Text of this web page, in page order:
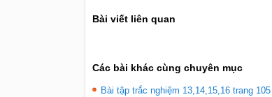
Bài viết liên quan
Các bài khác cùng chuyên mục
Bài tập trắc nghiệm 13,14,15,16 trang